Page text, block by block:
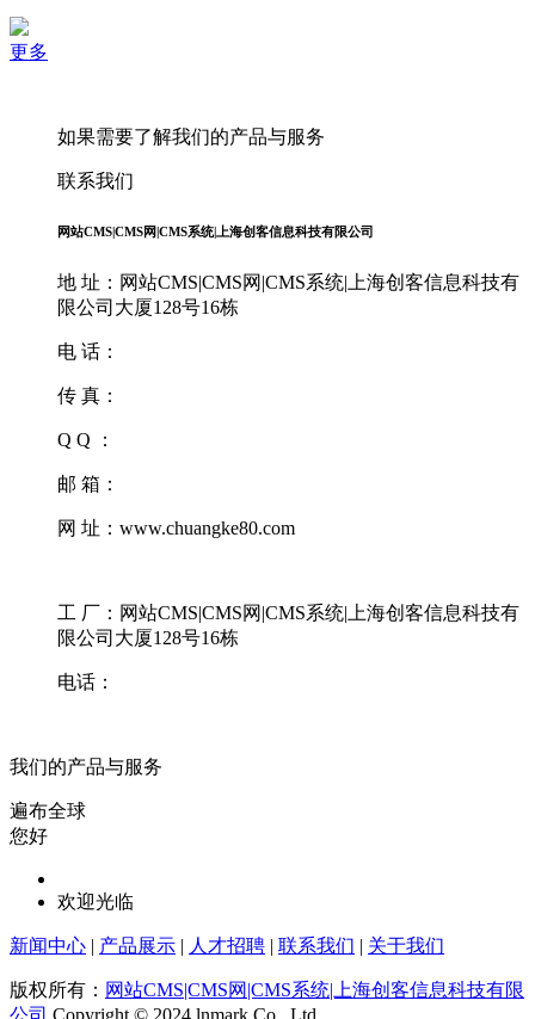
更多
如果需要了解我们的产品与服务
联系我们
网站CMS|CMS网|CMS系统|上海创客信息科技有限公司
地 址：网站CMS|CMS网|CMS系统|上海创客信息科技有
限公司大厦128号16栋
电 话：
传 真：
Q Q ：
邮 箱：
网 址：www.chuangke80.com
工 厂：网站CMS|CMS网|CMS系统|上海创客信息科技有
限公司大厦128号16栋
电话：
我们的产品与服务
遍布全球
您好
欢迎光临
新闻中心 | 产品展示 | 人才招聘 | 联系我们 | 关于我们
版权所有： 网站CMS|CMS网|CMS系统|上海创客信息科技有限
公司 Copyright © 2024 lnmark Co., Ltd.